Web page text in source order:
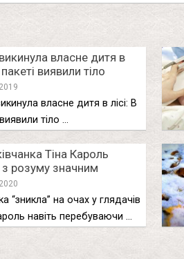
власне дитя в
пакеті виявили тіло
дівчинки
власне дитя в лісі: В
тіло …
Тіна Кароль
з розуму значним
і “розчинилася” на
глядачів
“зникла” на очах у глядачів
навіть перебуваючи …